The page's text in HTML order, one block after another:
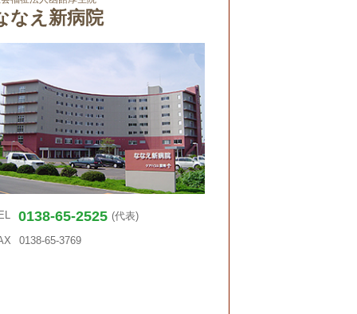
なえ新病院
0138-65-2525 (代表)
0138-65-3769